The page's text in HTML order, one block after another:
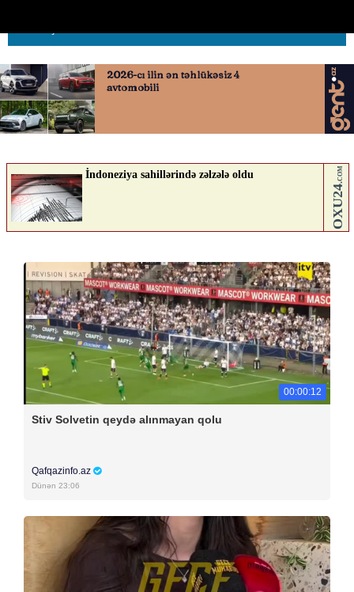
00:00:12
Stiv Solvetin qeydə alınmayan qolu
Qafqazinfo.az
Dünən 23:06